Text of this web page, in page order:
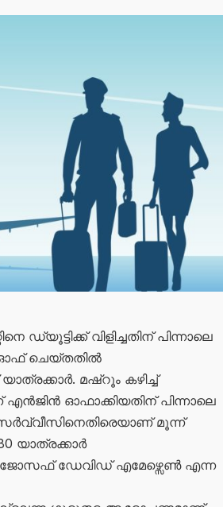
വിളിച്ചതിന് പിന്നാലെ
ഓഫ് ചെയ്തതില്‍
യാത്രക്കാര്‍. മഷ്റൂം കഴിച്ച്
എന്‍ജിന്‍ ഓഫാക്കിയതിന് പിന്നാലെ
മൂന്ന്
യാത്രക്കാര്‍
ജോസഫ് ഡേവിഡ് എമേഴ്സെണ്‍ എന്ന